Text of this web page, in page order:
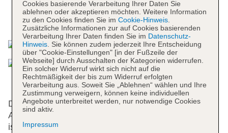
Das bietet Ihre Unterkunft
Das Hotel bietet 129 Zimmer und verfügt über einen
Aufzug. Das freundliche Personal an der Rezeption
ist gerne bei allen Fragen behilflich. Eine
Cookies basierende Verarbeitung Ihrer Daten Sie
ablehnen oder akzeptieren möchten. Weitere Information
zu den Cookies finden Sie im Cookie-Hinweis.
Zusätzliche Informationen zur auf Cookies basierenden
Verarbeitung Ihrer Daten finden Sie im Datenschutz-
Hinweis. Sie können zudem jederzeit Ihre Entscheidung
über "Cookie-Einstellungen" [in der Fußzeile der
Webseite] durch Ausschalten der Kategorien widerrufen.
Ein solcher Widerruf wirkt sich nicht auf die
Rechtmäßigkeit der bis zum Widerruf erfolgten
Verarbeitung aus. Soweit Sie „Ablehnen“ wählen und Ihre
Zustimmung verweigern, können keine individuellen
Angebote unterbreitet werden, nur notwendige Cookies
sind aktiv.
Impressum